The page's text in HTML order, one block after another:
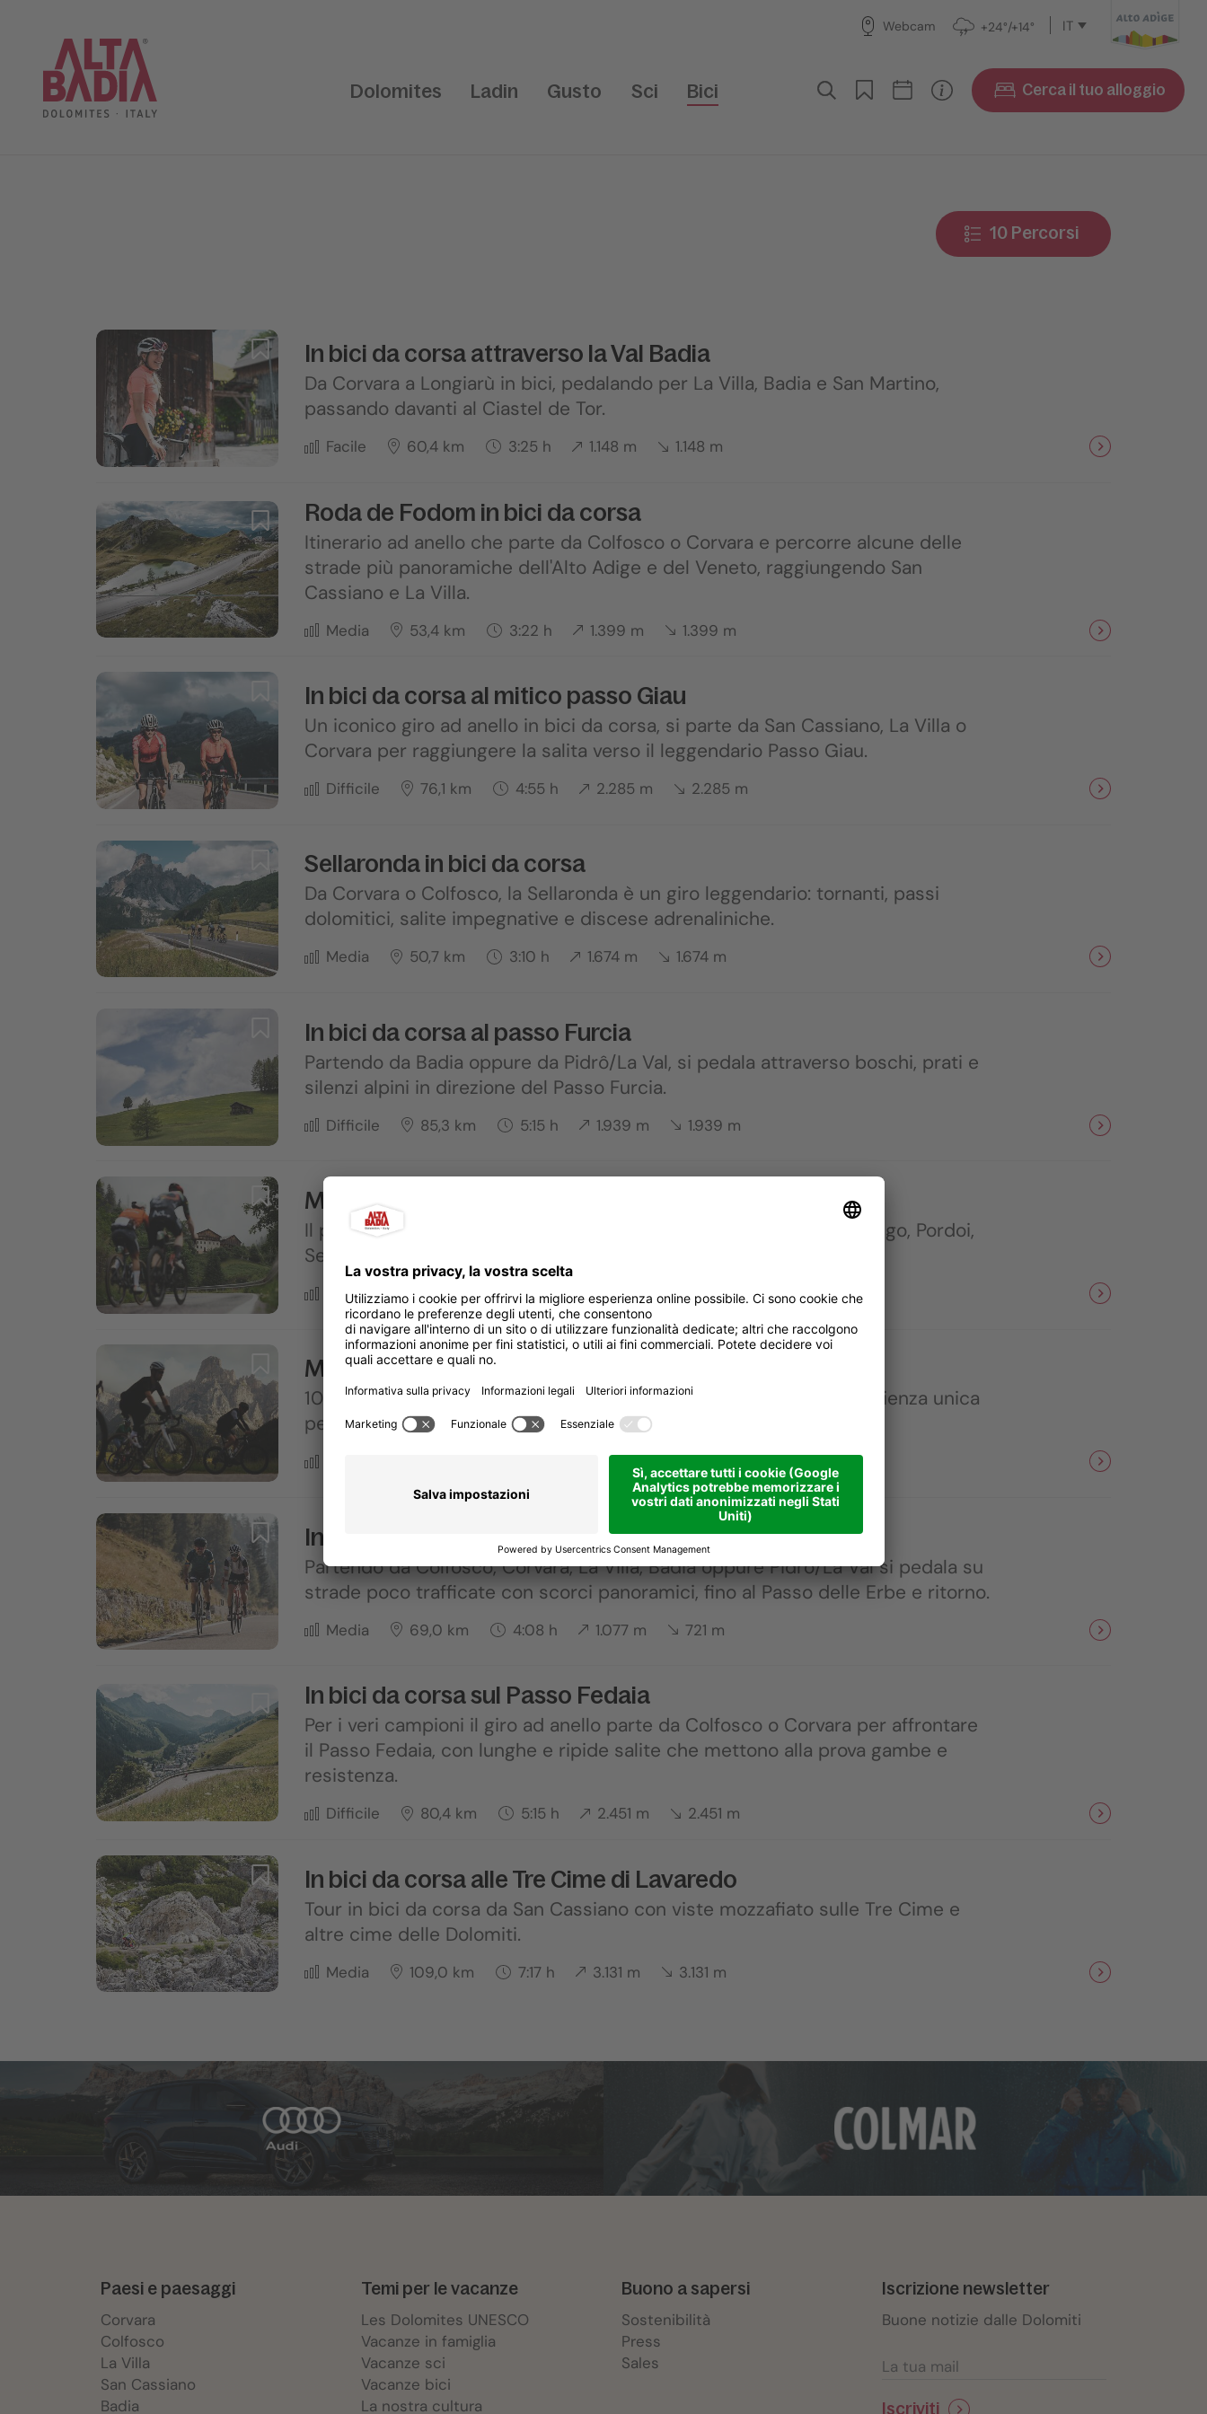
Webcam +24°/+14° IT
Dolomites Ladin Gusto Sci Bici Cerca il tuo alloggio
10 Percorsi
In bici da corsa attraverso la Val Badia
Da Corvara a Longiarù in bici, pedalando per La Villa, Badia e San Martino,
passando davanti al Ciastel de Tor.
Facile 60,4 km 3:25 h 1.148 m 1.148 m
Roda de Fodom in bici da corsa
Itinerario ad anello che parte da Colfosco o Corvara e percorre alcune delle
strade più panoramiche dell'Alto Adige e del Veneto, raggiungendo San
Cassiano e La Villa.
Media 53,4 km 3:22 h 1.399 m 1.399 m
In bici da corsa al mitico passo Giau
Un iconico giro ad anello in bici da corsa, si parte da San Cassiano, La Villa o
Corvara per raggiungere la salita verso il leggendario Passo Giau.
Difficile 76,1 km 4:55 h 2.285 m 2.285 m
Sellaronda in bici da corsa
Da Corvara o Colfosco, la Sellaronda è un giro leggendario: tornanti, passi
dolomitici, salite impegnative e discese adrenaliniche.
Media 50,7 km 3:10 h 1.674 m 1.674 m
In bici da corsa al passo Furcia
Partendo da Badia oppure da Pidrô/La Val, si pedala attraverso boschi, prati e
silenzi alpini in direzione del Passo Furcia.
Difficile 85,3 km 5:15 h 1.939 m 1.939 m
Maratona dles Dolomites - Percorso Maratona
Il percorso Maratona di 138 km passa per i celebri passi Campolongo, Pordoi,
Sella, Gardena e Giau con pendenze fino al 15%. Sfida leggendaria.
Difficile 134,7 km 8:53 h 5.121 m 5.081 m
Maratona dles Dolomites - Percorso medio
106 km ricchi di passi spettacolari e salite impegnative – un’esperienza unica
per gli appassionati di ciclismo!
3.600 m 3.545 m
In bici da corsa al passo delle Erbe
Partendo da Colfosco, Corvara, La Villa, Badia oppure Pidrô/La Val si pedala su
strade poco trafficate con scorci panoramici, fino al Passo delle Erbe e ritorno.
Media 69,0 km 4:08 h 1.077 m 721 m
In bici da corsa sul Passo Fedaia
Per i veri campioni il giro ad anello parte da Colfosco o Corvara per affrontare
il Passo Fedaia, con lunghe e ripide salite che mettono alla prova gambe e
resistenza.
Difficile 80,4 km 5:15 h 2.451 m 2.451 m
In bici da corsa alle Tre Cime di Lavaredo
Tour in bici da corsa da San Cassiano con viste mozzafiato sulle Tre Cime e
altre cime delle Dolomiti.
Media 109,0 km 7:17 h 3.131 m 3.131 m
Paesi e paesaggi
Corvara
Colfosco
La Villa
San Cassiano
Badia
Temi per le vacanze
Les Dolomites UNESCO
Vacanze in famiglia
Vacanze sci
Vacanze bici
La nostra cultura
Buono a sapersi
Sostenibilità
Press
Sales
Iscrizione newsletter
Buone notizie dalle Dolomiti
Iscriviti